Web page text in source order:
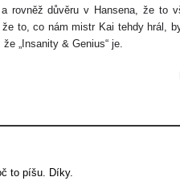
rovněž důvěru v Hansena, že to
to, co nám mistr Kai tehdy hrál,
že „ Insanity & Genius“ je.
to píšu. Díky.